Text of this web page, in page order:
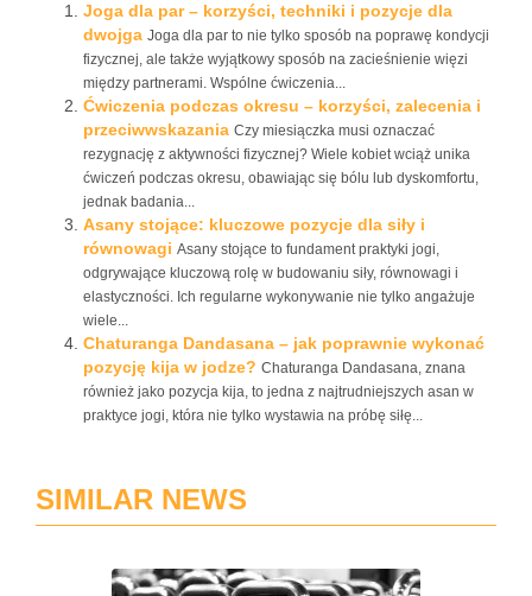
Joga dla par – korzyści, techniki i pozycje dla
dwojga Joga dla par to nie tylko sposób na poprawę kondycji
fizycznej, ale także wyjątkowy sposób na zacieśnienie więzi
między partnerami. Wspólne ćwiczenia...
Ćwiczenia podczas okresu – korzyści, zalecenia i
przeciwwskazania Czy miesiączka musi oznaczać
rezygnację z aktywności fizycznej? Wiele kobiet wciąż unika
ćwiczeń podczas okresu, obawiając się bólu lub dyskomfortu,
jednak badania...
Asany stojące: kluczowe pozycje dla siły i
równowagi Asany stojące to fundament praktyki jogi,
odgrywające kluczową rolę w budowaniu siły, równowagi i
elastyczności. Ich regularne wykonywanie nie tylko angażuje
wiele...
Chaturanga Dandasana – jak poprawnie wykonać
pozycję kija w jodze? Chaturanga Dandasana, znana
również jako pozycja kija, to jedna z najtrudniejszych asan w
praktyce jogi, która nie tylko wystawia na próbę siłę...
SIMILAR NEWS